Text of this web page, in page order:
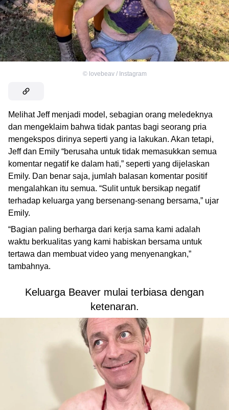
© lovebeav / Instagram
Melihat Jeff menjadi model, sebagian orang meledeknya
dan mengeklaim bahwa tidak pantas bagi seorang pria
mengekspos dirinya seperti yang ia lakukan. Akan tetapi,
Jeff dan Emily “berusaha untuk tidak memasukkan semua
komentar negatif ke dalam hati,” seperti yang dijelaskan
Emily. Dan benar saja, jumlah balasan komentar positif
mengalahkan itu semua. “Sulit untuk bersikap negatif
terhadap keluarga yang bersenang-senang bersama,” ujar
Emily.
“Bagian paling berharga dari kerja sama kami adalah
waktu berkualitas yang kami habiskan bersama untuk
tertawa dan membuat video yang menyenangkan,”
tambahnya.
Keluarga Beaver mulai terbiasa dengan
ketenaran.